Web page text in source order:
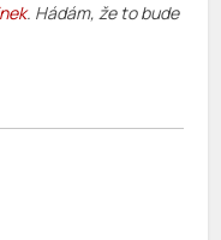
. Hádám, že to bude